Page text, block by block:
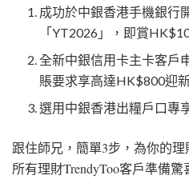
成功於中銀香港手機銀行
「YT2026」，即賞
全新中銀信用卡主卡客戶
賬要求享高達HK$800迎
選用中銀香港出糧戶口專
跟住師兄，簡單3步，為你的
所有理財TrendyToo客戶準備